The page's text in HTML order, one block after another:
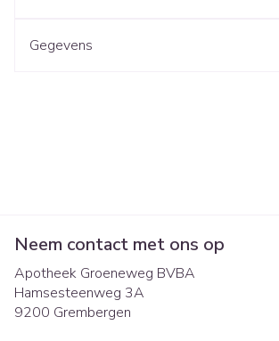
Gegevens
Neem contact met ons op
Apotheek Groeneweg BVBA
Hamsesteenweg 3A
9200 Grembergen